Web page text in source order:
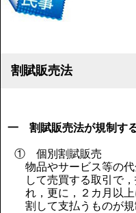
事務所所在地
顧問契約について
割賦販売法
一 割賦販売法が規制す
① 個別割賦販売
物品やサービス等の
して売買する取引で
れ，更に，２カ月以
割して支払うものが規